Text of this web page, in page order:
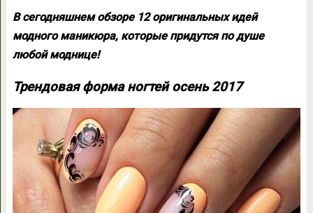
В сегодняшнем обзоре 12 оригинальных идей
модного маникюра, которые придутся по душе
любой моднице!
Трендовая форма ногтей осень 2017